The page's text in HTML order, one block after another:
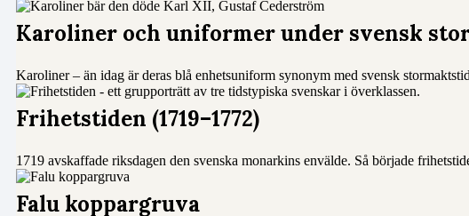
Karoliner och uniformer under svensk
Karoliner – än idag är deras blå enhetsuniform synonym med svensk
Frihetstiden (1719–1772)
1719 avskaffade riksdagen den svenska monarkins envälde. Så började
Falu koppargruva